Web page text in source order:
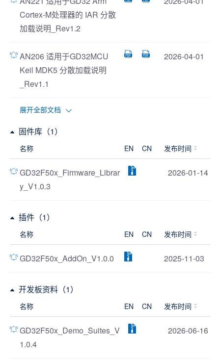
Cortex-M处理器的 IAR 分散
加载说明_Rev1.2
AN206 适用于GD32MCU
Keil MDK5 分散加载说明
_Rev1.1
2026-04-01
展开全部文档
固件库（1）
名称 EN CN 发布时间
GD32F50x_Firmware_Librar
y_V1.0.3
2026-01-14
插件（1）
名称 EN CN 发布时间
GD32F50x_AddOn_V1.0.0 2025-11-03
开发板资料（1）
名称 EN CN 发布时间
GD32F50x_Demo_Suites_V
1.0.4
2026-06-16